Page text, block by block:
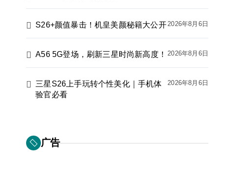
S26+颜值暴击！机皇美颜秘籍大公开2026年8月6日
A56 5G登场，刷新三星时尚新高度！ 2026年8月6日
三星S26上手玩转个性美化｜手机体
验官必看
2026年8月6日
广告